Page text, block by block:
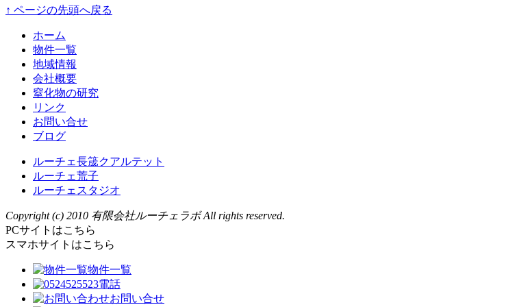
↑ ページの先頭へ戻る
ホーム
物件一覧
地域情報
会社概要
窒化物の研究
リンク
お問い合せ
ブログ
ルーチェ長筬クアルテット
ルーチェ荒子
ルーチェスタジオ
Copyright (c) 2010 有限会社ルーチェラボ All rights reserved.
PCサイトはこちら
スマホサイトはこちら
物件一覧
電話
お問い合せ